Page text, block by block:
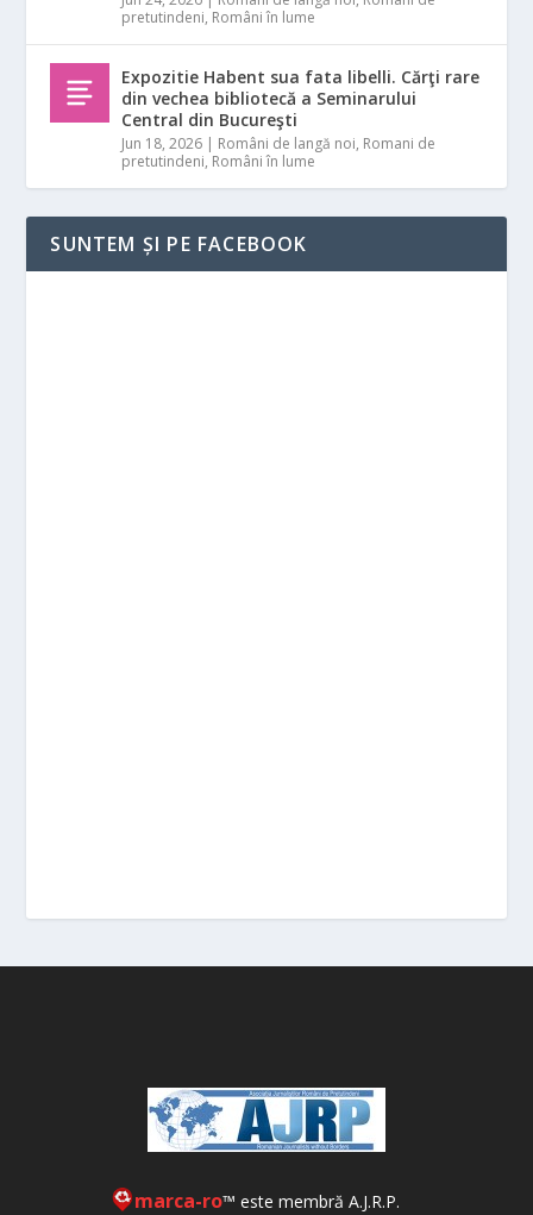
pretutindeni, Români în lume
Expozitie Habent sua fata libelli. Cărţi rare
din vechea bibliotecă a Seminarului
Central din Bucureşti
Jun 18, 2026 | Români de langă noi, Romani de
pretutindeni, Români în lume
SUNTEM ȘI PE FACEBOOK
marca-ro™ este membră A.J.R.P.